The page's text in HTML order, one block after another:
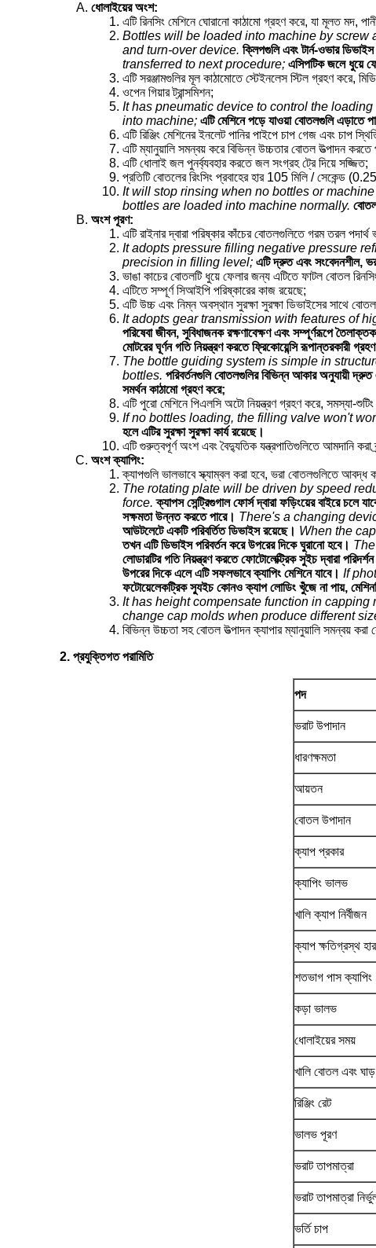
ধোলাইয়ের অংশ:
এটি রিনসিং মেশিনে ঘোরানো কাঠামো গ্রহণ করে, যা মূলত মদ,
Bottles will be loaded into machine by screw
and turn-over device. ক্লিপগুলি এবং টার্ন-ওভার
transferred to next procedure; এসিপটিক জলে ধুয়ে
এটি সরঞ্জামগুলির মূল কাঠামোতে স্টেইনলেস স্টিল গ্রহণ করে,
ওপেন গিয়ার ট্রান্সমিশন;
It has pneumatic device to control the
into machine; এটি মেশিনে পড়ে যাওয়া বোতলগুলি এড়াতে
এটি রিঞ্জিং মেশিনের ইনলেট পানির পাইপে চাপ গেজ এবং চাপ
এটি ম্যানুয়ালি সমন্বয় করে বিভিন্ন উচ্চতার বোতল উত্পাদন করতে
এটি ধোলাই জল পুনর্ব্যবহার করতে জল সংগ্রহ ট্রে দিয়ে সজ্জিত;
প্রতিটি বোতলের রিংসিং প্রবাহের হার 105 মিলি / সেকেন্ড
It will stop rinsing when no bottles or
bottles are loaded into machine normally.
অংশ পূরণ:
এটি রাইনার দ্বারা পরিষ্কার কাঁচের বোতলগুলিতে গরম তরল
It adopts pressure filling negative pressure
precision in filling level; এটি দ্রুত এবং সংবেদনশীল,
ভাঙা কাচের বোতলটি ধুয়ে ফেলার জন্য এটিতে ফাটল বোতল
এটিতে সম্পূর্ণ সিআইপি পরিষ্কারের কাজ রয়েছে;
এটি উচ্চ এবং নিম্ন অবস্থান সুরক্ষা সুরক্ষা ডিভাইসের সাথে
It adopts gear transmission with features of
পরিষেবা জীবন, সুবিধাজনক রক্ষণাবেক্ষণ এবং সম্পূর্ণরূপে
মোটরের ঘূর্ণন গতি নিয়ন্ত্রণ করতে ফ্রিকোয়েন্সি রূপান্তরকারী
The bottle guiding system is simple in
bottles. পরিবর্তনগুলি বোতলগুলির বিভিন্ন আকার অনুযায়ী দ্রুত
সমর্থন কাঠামো গ্রহণ করে;
এটি পুরো মেশিনে পিএলসি অটো নিয়ন্ত্রণ গ্রহণ করে, সমস্যা-
If no bottles loading, the filling valve won't
হলে এটির সুরক্ষা সুরক্ষা কার্য রয়েছে।
এটি গুরুত্বপূর্ণ অংশ এবং বৈদ্যুতিক যন্ত্রপাতিগুলিতে আমদানি করা
অংশ ক্যাপিং:
ক্যাপগুলি ভালভাবে স্ক্যাম্বল করা হবে, ভরা বোতলগুলিতে আবদ্ধ
The rotating plate will be driven by speed
force. ক্যাপস সেন্ট্রিগুগাল ফোর্স দ্বারা ফড়িংয়ের বাইরে চলে
সক্ষমতা উন্নত করতে পারে। There's a changing
আউটলেটে একটি পরিবর্তিত ডিভাইস রয়েছে। When the
তখন এটি ডিভাইস পরিবর্তন করে উপরের দিকে ঘুরানো হবে।
লোডারটির গতি নিয়ন্ত্রণ করতে ফোটোলেক্ট্রিক সুইচ দ্বারা
উপরের দিকে এলে এটি সফলভাবে ক্যাপিং মেশিনে যাবে। If
ফটোয়েলেকট্রিক স্যুইচ কোনও ক্যাপ লোডিং খুঁজে না পায়,
It has height compensate function in
change cap molds when produce different
বিভিন্ন উচ্চতা সহ বোতল উত্পাদন ক্যাপার ম্যানুয়ালি সমন্বয় করা
2. প্রযুক্তিগত পরামিতি
পদ
ভরাট উপাদান
ধারণক্ষমতা
আয়তন
বোতল উপাদান
ক্যাপ প্রকার
ক্যাপিং ভালভ
খালি ক্যাপ নির্বীজন
ক্যাপ ক্ষতিগ্রস্থ হার
শতভাগ পাস ক্যাপিং
কড়া ভালভ
ধোলাইয়ের সময়
খালি বোতল এবং ঘাড়
রিঞ্জিং রেট
ভালভ পূরণ
ভরাট তাপমাত্রা
ভরাট তাপমাত্রা
ভর্তি চাপ